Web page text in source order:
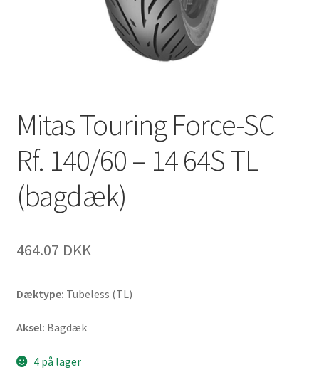
Mitas Touring Force-SC
Rf. 140/60 – 14 64S TL
(bagdæk)
464.07 DKK
Dæktype: Tubeless (TL)
Aksel: Bagdæk
4 på lager